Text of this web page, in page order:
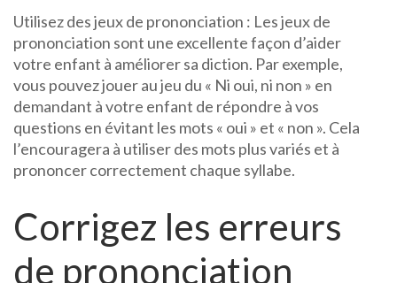
Utilisez des jeux de prononciation : Les jeux de
prononciation sont une excellente façon d’aider
votre enfant à améliorer sa diction. Par exemple,
vous pouvez jouer au jeu du « Ni oui, ni non » en
demandant à votre enfant de répondre à vos
questions en évitant les mots « oui » et « non ». Cela
l’encouragera à utiliser des mots plus variés et à
prononcer correctement chaque syllabe.
Corrigez les erreurs
de prononciation